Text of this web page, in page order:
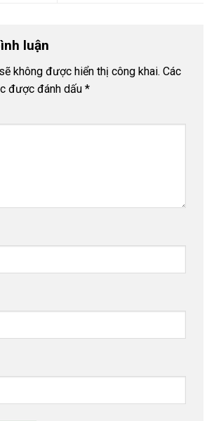
luận
không được hiển thị công khai. Các
được đánh dấu *